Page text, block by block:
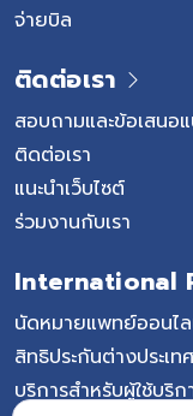
จ่ายบิล
ติดต่อเรา
สอบถามและข้อเสนอแ
ติดต่อเรา
แนะนำเว็บไซต์
ร่วมงานกับเรา
International
นัดหมายแพทย์ออนไ
สิทธิประกันต่างประเทศ
บริการสำหรับผู้ใช้บริก